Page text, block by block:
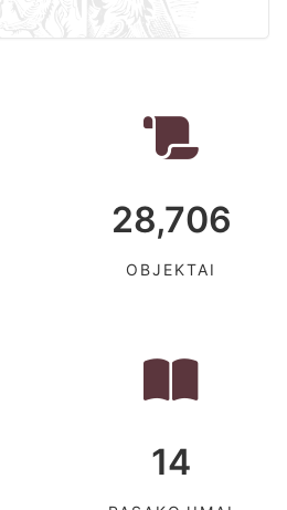
28,706
OBJEKTAI
14